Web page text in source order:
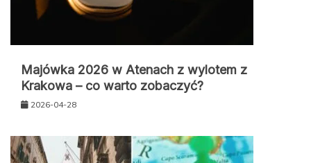
Majówka 2026 w Atenach z wylotem z
Krakowa – co warto zobaczyć?
2026-04-28